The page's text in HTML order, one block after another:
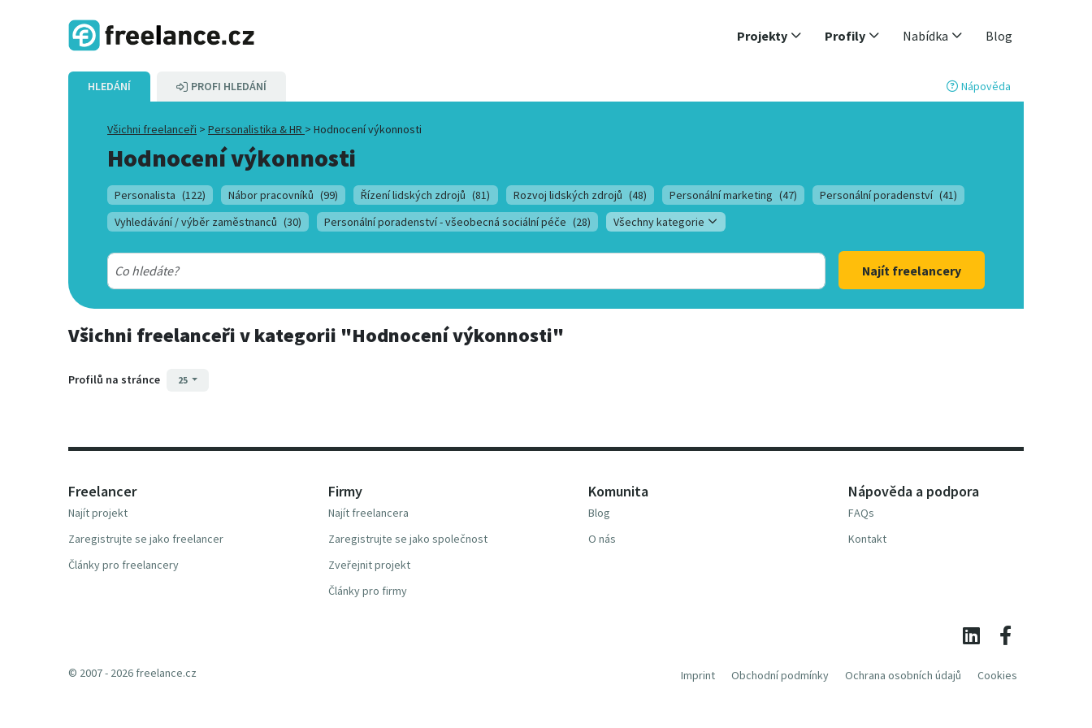
Projekty Profily Nabídka Blog
HLEDÁNÍ PROFI HLEDÁNÍ Nápověda
Všichni freelanceři > Personalistika & HR > Hodnocení výkonnosti
Hodnocení výkonnosti
Personalista (122) Nábor pracovníků (99) Řízení lidských zdrojů (81) Rozvoj lidských zdrojů (48) Personální marketing (47) Personální poradenství (41)
Vyhledávání / výběr zaměstnanců (30) Personální poradenství - všeobecná sociální péče (28) Všechny kategorie
Najít freelancery
Všichni freelanceřiv kategorii "Hodnocení výkonnosti"
Profilů na stránce 25
Freelancer
Najít projekt
Zaregistrujte se jako freelancer
Články pro freelancery
Firmy
Najít freelancera
Zaregistrujte se jako společnost
Zveřejnit projekt
Články pro firmy
Komunita
Blog
O nás
Nápověda a podpora
FAQs
Kontakt
Imprint Obchodní podmínky Ochrana osobních údajů Cookies
© 2007 - 2026 freelance.cz